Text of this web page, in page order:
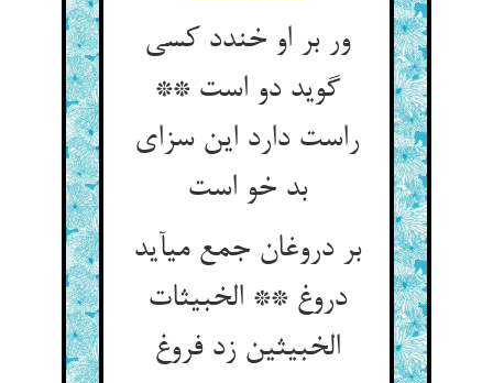
ور بر او خندد کسی
گوید دو است **
راست دارد این سزای
بد خو است‏
بر دروغان جمع می‏آید
دروغ ** الخبیثات
الخبیثین زد فروغ‏